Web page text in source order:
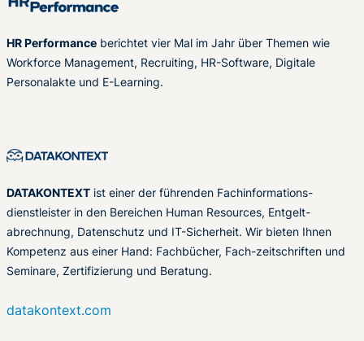
HR Performance berichtet vier Mal im Jahr über Themen wie
Workforce Management, Recruiting, HR-Software, Digitale
Personalakte und E-Learning.
DATAKONTEXT ist einer der führenden Fachinformations-
dienstleister in den Bereichen Human Resources, Entgelt-
abrechnung, Datenschutz und IT-Sicherheit. Wir bieten Ihnen
Kompetenz aus einer Hand: Fachbücher, Fach-zeitschriften und
Seminare, Zertifizierung und Beratung.
datakontext.com